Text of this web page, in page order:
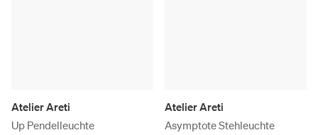
Atelier Areti
Up Pendelleuchte
Atelier Areti
Asymptote Stehleuchte